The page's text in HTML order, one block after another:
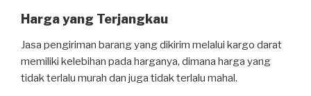
Harga yang Terjangkau
Jasa pengiriman barang yang dikirim melalui kargo darat
memiliki kelebihan pada harganya, dimana harga yang
tidak terlalu murah dan juga tidak terlalu mahal.